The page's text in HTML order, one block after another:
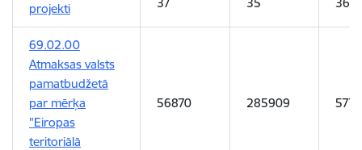
projekti
69.02.00
Atmaksas valsts
pamatbudžetā
par mērķa
"Eiropas
teritoriālā
56870 285909